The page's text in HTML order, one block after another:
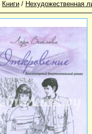
Книги / Нехудожественная